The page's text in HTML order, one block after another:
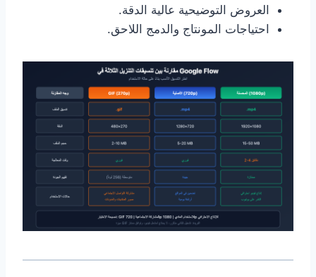
العروض التوضيحية عالية الدقة.
احتياجات المونتاج والدمج اللاحق.